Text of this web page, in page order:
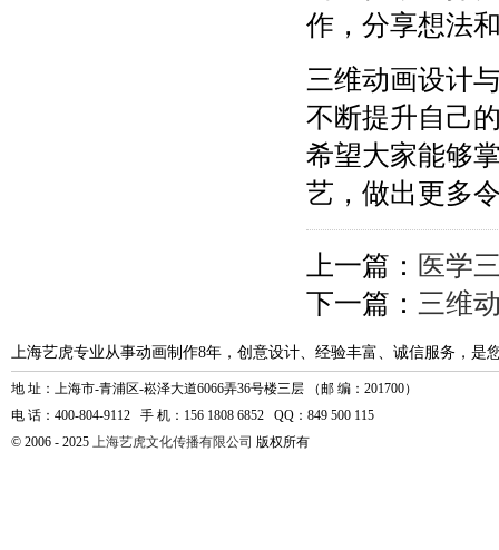
作，分享想法
三维动画设计
不断提升自己
希望大家能够
艺，做出更多
上一篇： 医学
下一篇： 三维
上海艺虎专业从事动画制作8年，创意设计、经验丰富、诚信服务，是
地 址：上海市-青浦区-崧泽大道6066弄36号楼三层 （邮 编：201700）
电 话：400-804-9112 手 机：156 1808 6852 QQ：849 500 115
© 2006 - 2025 上海艺虎文化传播有限公司 版权所有